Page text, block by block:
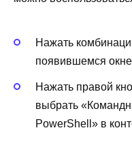
Нажать
появившемся
Нажать правой
выбрать
PowerShell» в